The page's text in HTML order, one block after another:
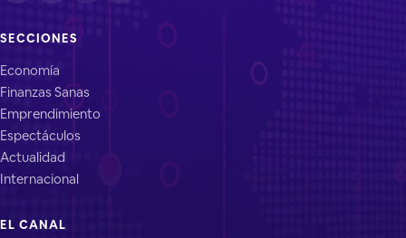
SECCIONES
Economía
Finanzas Sanas
Emprendimiento
Espectáculos
Actualidad
Internacional
EL CANAL